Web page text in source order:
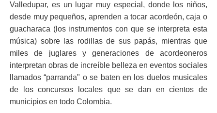
Valledupar, es un lugar muy especial, donde los niños,
desde muy pequeños, aprenden a tocar acordeón, caja o
guacharaca (los instrumentos con que se interpreta esta
música) sobre las rodillas de sus papás, mientras que
miles de juglares y generaciones de acordeoneros
interpretan obras de increíble belleza en eventos sociales
llamados “parranda" o se baten en los duelos musicales
de los concursos locales que se dan en cientos de
municipios en todo Colombia.